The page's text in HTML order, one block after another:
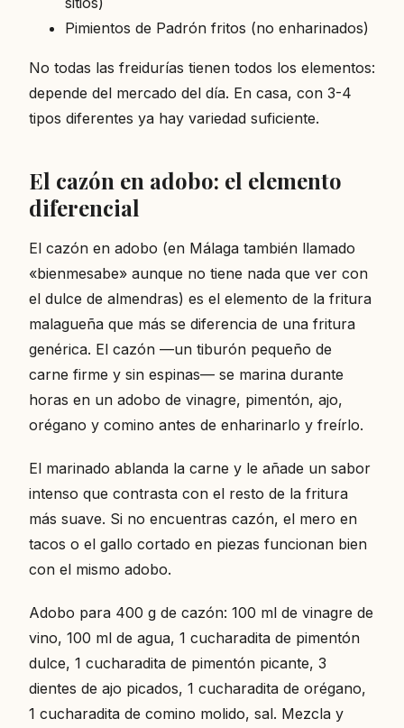
Pimientos de Padrón fritos (no enharinados)
No todas las freidurías tienen todos los elementos:
depende del mercado del día. En casa, con 3-4
tipos diferentes ya hay variedad suficiente.
El cazón en adobo: el elemento
diferencial
El cazón en adobo (en Málaga también llamado
«bienmesabe» aunque no tiene nada que ver con
el dulce de almendras) es el elemento de la fritura
malagueña que más se diferencia de una fritura
genérica. El cazón —un tiburón pequeño de
carne firme y sin espinas— se marina durante
horas en un adobo de vinagre, pimentón, ajo,
orégano y comino antes de enharinarlo y freírlo.
El marinado ablanda la carne y le añade un sabor
intenso que contrasta con el resto de la fritura
más suave. Si no encuentras cazón, el mero en
tacos o el gallo cortado en piezas funcionan bien
con el mismo adobo.
Adobo para 400 g de cazón: 100 ml de vinagre de
vino, 100 ml de agua, 1 cucharadita de pimentón
dulce, 1 cucharadita de pimentón picante, 3
dientes de ajo picados, 1 cucharadita de orégano,
1 cucharadita de comino molido, sal. Mezcla y